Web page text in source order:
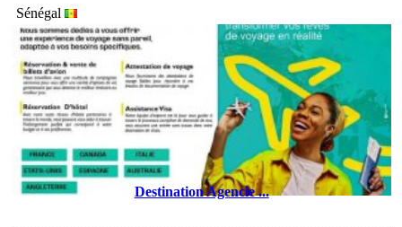
Sénégal
Destination Agencie ...